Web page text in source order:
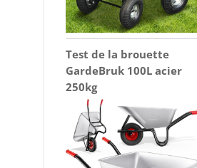
Test de la brouette
GardeBruk 100L acier
250kg